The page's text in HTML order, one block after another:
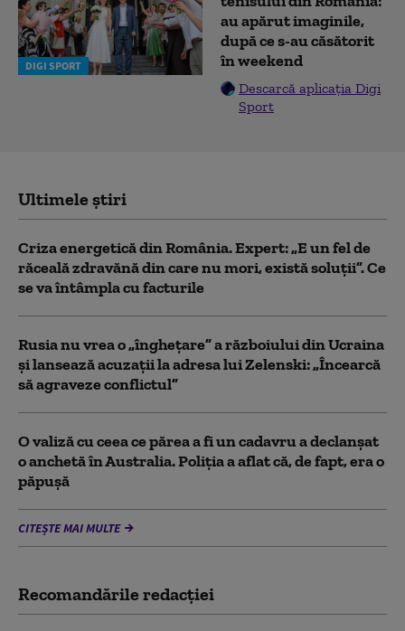
DIGI SPORT
au apărut imaginile,
după ce s-au căsătorit
în weekend
Descarcă aplicația Digi
Sport
Ultimele știri
Criza energetică din România. Expert: „E un fel de
răceală zdravănă din care nu mori, există soluții”. Ce
se va întâmpla cu facturile
Rusia nu vrea o „înghețare” a războiului din Ucraina
și lansează acuzații la adresa lui Zelenski: „Încearcă
să agraveze conflictul”
O valiză cu ceea ce părea a fi un cadavru a declanșat
o anchetă în Australia. Poliția a aflat că, de fapt, era o
păpușă
CITEȘTE MAI MULTE
Recomandările redacţiei